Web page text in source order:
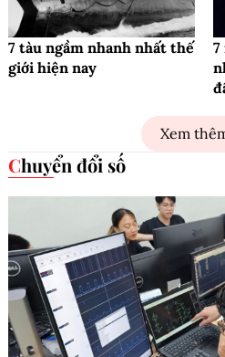
7 tàu ngầm nhanh nhất thế
giới hiện nay
7
Xem
Chuyển đổi số